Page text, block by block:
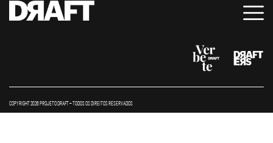
COPYRIGHT 2026 PROJETO DRAFT – TODOS OS DIREITOS RESERVADOS